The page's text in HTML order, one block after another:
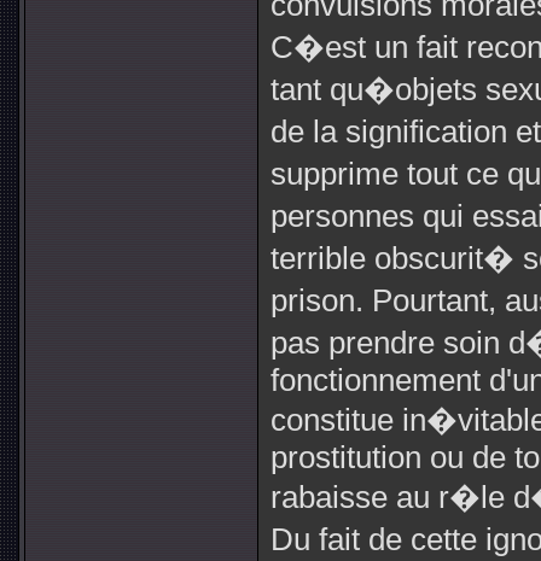
C�est un fait
tant qu�objets
de la signification
supprime tout ce
personnes qui
terrible obscurit�
prison. Pourtant,
pas prendre soin
fonctionnement
constitue
prostitution ou de
rabaisse au r�le
Du fait de cette